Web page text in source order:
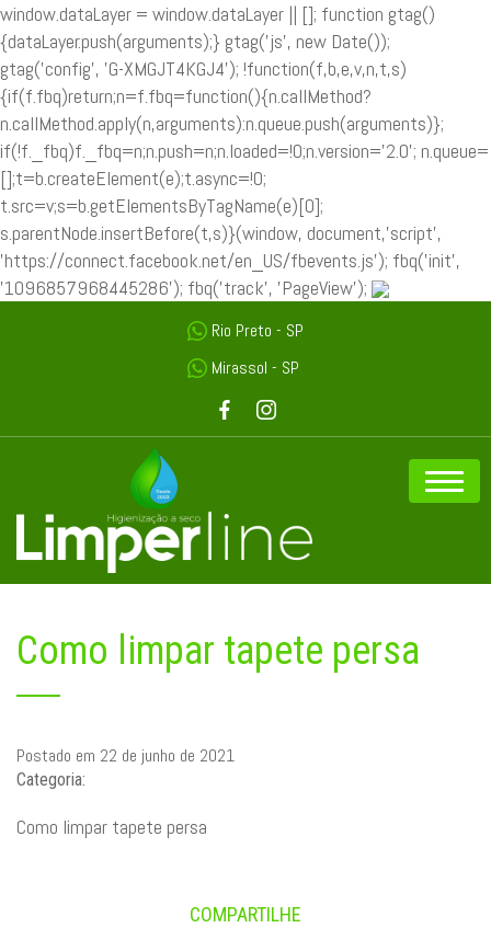
window.dataLayer = window.dataLayer || []; function gtag()
{dataLayer.push(arguments);} gtag('js', new Date());
gtag('config', 'G-XMGJT4KGJ4'); !function(f,b,e,v,n,t,s)
{if(f.fbq)return;n=f.fbq=function(){n.callMethod?
n.callMethod.apply(n,arguments):n.queue.push(arguments)};
if(!f._fbq)f._fbq=n;n.push=n;n.loaded=!0;n.version='2.0'; n.queue=
[];t=b.createElement(e);t.async=!0;
t.src=v;s=b.getElementsByTagName(e)[0];
s.parentNode.insertBefore(t,s)}(window, document,'script',
'https://connect.facebook.net/en_US/fbevents.js'); fbq('init',
'1096857968445286'); fbq('track', 'PageView');
Rio Preto - SP
Mirassol - SP
Como limpar tapete persa
Postado em 22 de junho de 2021
Categoria:
Como limpar tapete persa
COMPARTILHE